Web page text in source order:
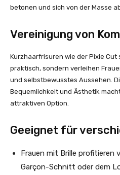
betonen und sich von der Masse
Vereinigung von
Kurzhaarfrisuren wie der Pixie
praktisch, sondern verleihen
und selbstbewusstes Aussehen.
Bequemlichkeit und Ästhetik
attraktiven Option.
Geeignet für
Frauen mit Brille profitieren
Garçon-Schnitt oder dem